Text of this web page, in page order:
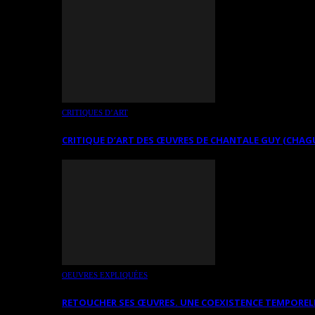
CRITIQUES D’ART
CRITIQUE D’ART DES ŒUVRES DE CHANTALE GUY
OEUVRES EXPLIQUÉES
RETOUCHER SES ŒUVRES. UNE COEXISTENCE